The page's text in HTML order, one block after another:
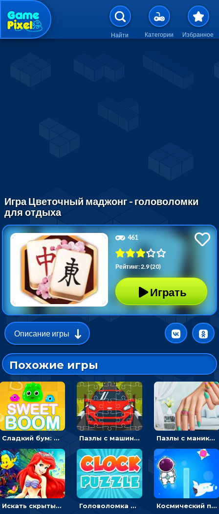
Перейти к основному
Найти Категории Избранное
Игра Цветочный маджонг - головоломки
для отдыха
461
Рейтинг: 2.9 (20)
Играть
Описание игры
Похожие игры
Сладкий бум: тапнуть, чтобы взорвать желейки - головоломка Пазлы с машинами Форд: собирать картинки и открывать новые Пазлы с маникюром: собери идеальный рисунок для ногтей
Искать скрытый алфавит на картинках с мультяшными героями - головоломка для детей Головоломка с часами для детей: читать время по циферблату Космический побег: двигать космонавта, чтобы попасть к кораблю